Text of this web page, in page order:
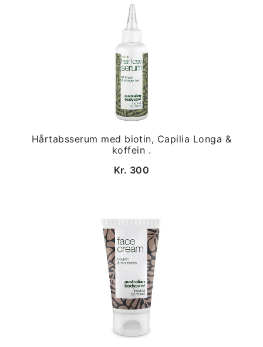
Hårtabsserum med biotin, Capilia Longa &
koffein .
Kr. 300